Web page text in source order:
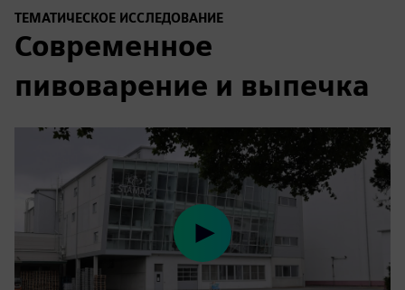
ТЕМАТИЧЕСКОЕ ИССЛЕДОВАНИЕ
Современное
пивоварение и выпечка
Play